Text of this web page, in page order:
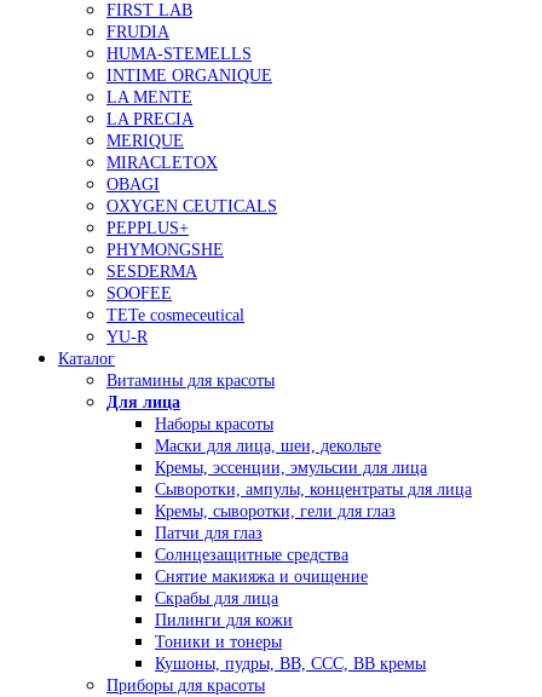
FIRST LAB
FRUDIA
HUMA-STEMELLS
INTIME ORGANIQUE
LA MENTE
LA PRECIA
MERIQUE
MIRACLETOX
OBAGI
OXYGEN CEUTICALS
PEPPLUS+
PHYMONGSHE
SESDERMA
SOOFEE
TETe cosmeceutical
YU-R
Каталог
Витамины для красоты
Для лица
Наборы красоты
Маски для лица, шеи, декольте
Кремы, эссенции, эмульсии для лица
Сыворотки, ампулы, концентраты для лица
Кремы, сыворотки, гели для глаз
Патчи для глаз
Солнцезащитные средства
Снятие макияжа и очищение
Скрабы для лица
Пилинги для кожи
Тоники и тонеры
Кушоны, пудры, ВВ, ССС, ВВ кремы
Приборы для красоты